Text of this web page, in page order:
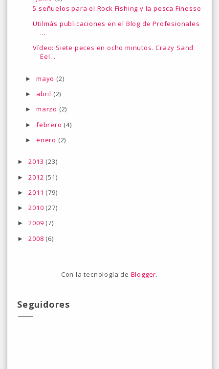
5 señuelos para el Rock Fishing y la pesca Finesse
Utilmás publicaciones en el Blog de Profesionales
...
Vídeo: Siete peces en ocho minutos. Crazy Sand
Eel...
► mayo (2)
► abril (2)
► marzo (2)
► febrero (4)
► enero (2)
►2013 (23)
►2012 (51)
►2011 (79)
►2010 (27)
►2009 (7)
►2008 (6)
Con la tecnología de Blogger.
Seguidores